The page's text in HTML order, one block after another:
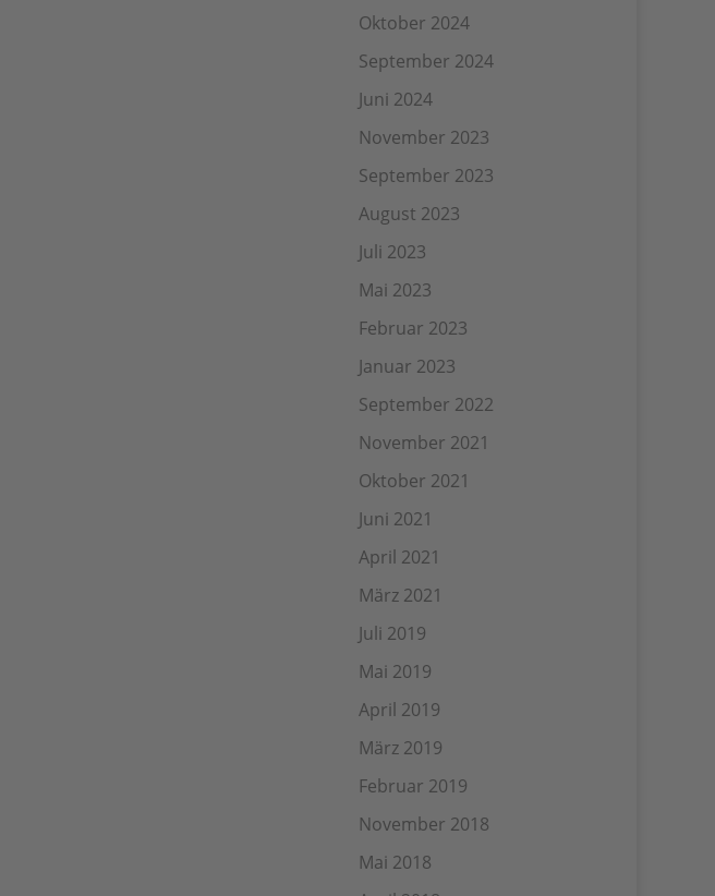
Oktober 2024
September 2024
Juni 2024
November 2023
September 2023
August 2023
Juli 2023
Mai 2023
Februar 2023
Januar 2023
September 2022
November 2021
Oktober 2021
Juni 2021
April 2021
März 2021
Juli 2019
Mai 2019
April 2019
März 2019
Februar 2019
November 2018
Mai 2018